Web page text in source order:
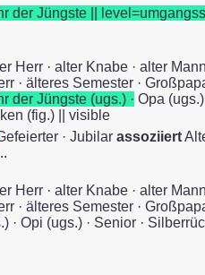
der Jüngste ||
Herr · alter Knabe · alter
· älteres Semester ·
der Jüngste (ugs.) · Opa (ugs.)
(fig.) || visible
· Jubilar assoziiert
Herr · alter Knabe · alter
· älteres Semester ·
· Opi (ugs.) · Senior ·